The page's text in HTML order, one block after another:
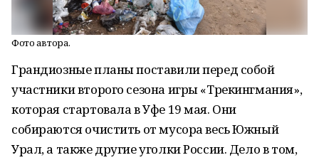
Фото автора.
Грандиозные планы поставили перед собой
участники второго сезона игры «Трекингмания»,
которая стартовала в Уфе 19 мая. Они
собираются очистить от мусора весь Южный
Урал, а также другие уголки России. Дело в том,